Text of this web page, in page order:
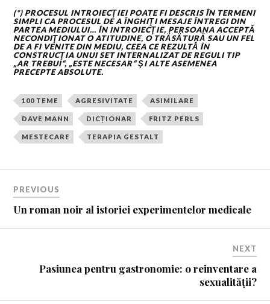
(*) PROCESUL INTROIECŢIEI POATE FI DESCRIS ÎN TERMENI
SIMPLI CA PROCESUL DE A ÎNGHIŢI MESAJE ÎNTREGI DIN
PARTEA MEDIULUI… ÎN INTROIECŢIE, PERSOANA ACCEPTĂ
NECONDIŢIONAT O ATITUDINE, O TRĂSĂTURĂ SAU UN FEL
DE A FI VENITE DIN MEDIU, CEEA CE REZULTĂ ÎN
CONSTRUCŢIA UNUI SET INTERNALIZAT DE REGULI TIP
„AR TREBUI“, „ESTE NECESAR“ ŞI ALTE ASEMENEA
PRECEPTE ABSOLUTE.
100 TEME AGRESIVITATE ASIMILARE
DAVE MANN DICȚIONAR FRITZ PERLS
MESTECARE TERAPIA GESTALT
PREVIOUS
Un roman noir al istoriei experimentelor medicale
NEXT
Pasiunea pentru gastronomie: o reinventare a
sexualității?